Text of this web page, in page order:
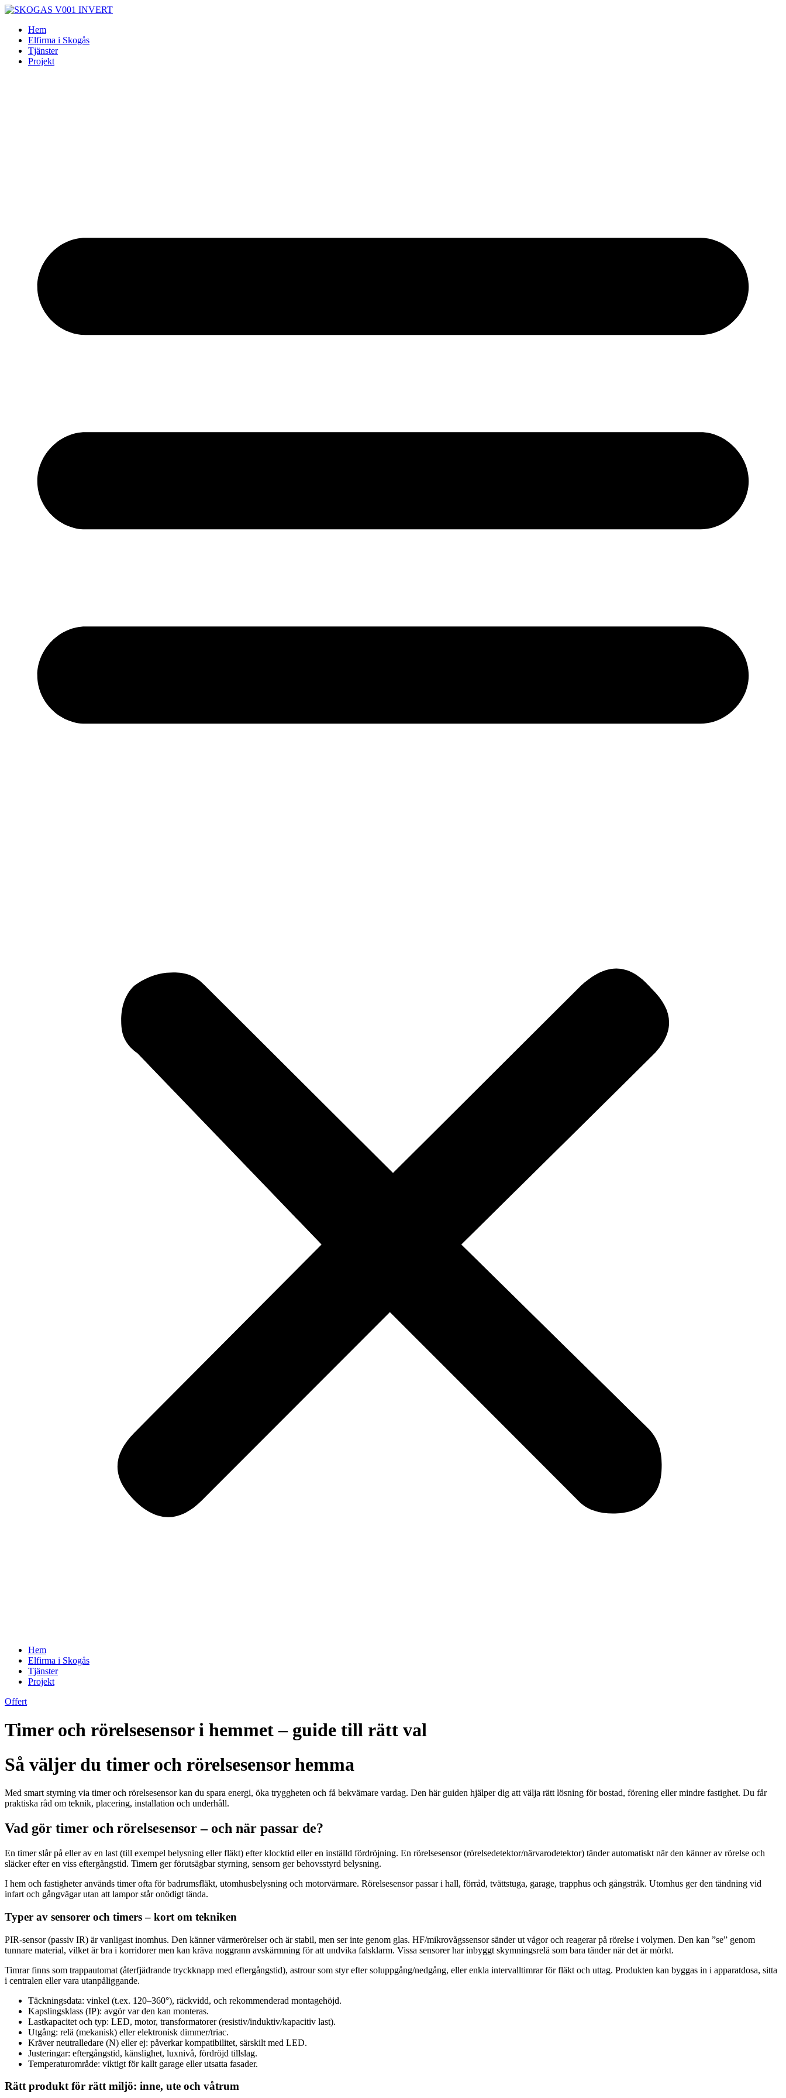
Skip
contentHem
Elfirma i Skogås
Tjänster
Projekt
Hem
Elfirma i Skogås
Tjänster
Projekt
Offert
Timer och rörelsesensor i hemmet – guide till rätt val
Så väljer du timer och rörelsesensor hemma
Med smart styrning via timer och rörelsesensor kan du spara energi, öka tryggheten och få bekvämare vardag. Den här guiden hjälper dig att välja rätt lösning för bostad, förening eller mindre fastighet. Du får
praktiska råd om teknik, placering, installation och underhåll.
Vad gör timer och rörelsesensor – och när passar de?
En timer slår på eller av en last (till exempel belysning eller fläkt) efter klocktid eller en inställd fördröjning. En rörelsesensor (rörelsedetektor/närvarodetektor) tänder automatiskt när den känner av rörelse och
släcker efter en viss eftergångstid. Timern ger förutsägbar styrning, sensorn ger behovsstyrd belysning.
I hem och fastigheter används timer ofta för badrumsfläkt, utomhusbelysning och motorvärmare. Rörelsesensor passar i hall, förråd, tvättstuga, garage, trapphus och gångstråk. Utomhus ger den tändning vid
infart och gångvägar utan att lampor står onödigt tända.
Typer av sensorer och timers – kort om tekniken
PIR-sensor (passiv IR) är vanligast inomhus. Den känner värmerörelser och är stabil, men ser inte genom glas. HF/mikrovågssensor sänder ut vågor och reagerar på rörelse i volymen. Den kan ”se” genom
tunnare material, vilket är bra i korridorer men kan kräva noggrann avskärmning för att undvika falsklarm. Vissa sensorer har inbyggt skymningsrelä som bara tänder när det är mörkt.
Timrar finns som trappautomat (återfjädrande tryckknapp med eftergångstid), astrour som styr efter soluppgång/nedgång, eller enkla intervalltimrar för fläkt och uttag. Produkten kan byggas in i apparatdosa, sitta
i centralen eller vara utanpåliggande.
Täckningsdata: vinkel (t.ex. 120–360°), räckvidd, och rekommenderad montagehöjd.
Kapslingsklass (IP): avgör var den kan monteras.
Lastkapacitet och typ: LED, motor, transformatorer (resistiv/induktiv/kapacitiv last).
Utgång: relä (mekanisk) eller elektronisk dimmer/triac.
Kräver neutralledare (N) eller ej: påverkar kompatibilitet, särskilt med LED.
Justeringar: eftergångstid, känslighet, luxnivå, fördröjd tillslag.
Temperaturområde: viktigt för kallt garage eller utsatta fasader.
Rätt produkt för rätt miljö: inne, ute och våtrum